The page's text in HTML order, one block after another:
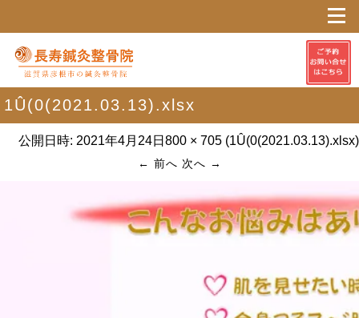
1Û(0(2021.03.13).xlsx
公開日時: 2021年4月24日 800 × 705 (1Û(0(2021.03.13).xlsx)
← 前へ 次へ →